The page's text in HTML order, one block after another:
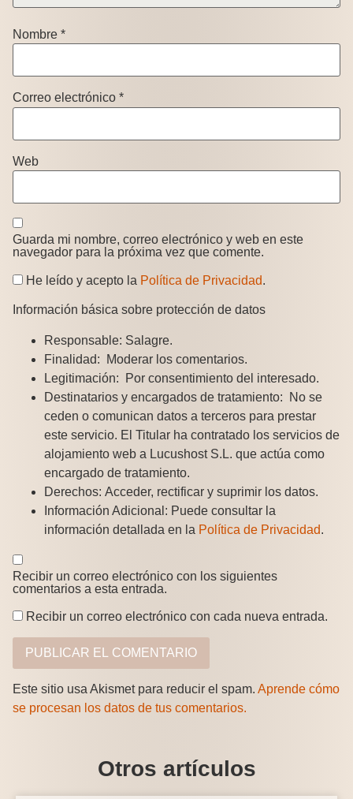
Nombre *
Correo electrónico *
Web
Guarda mi nombre, correo electrónico y web en este
navegador para la próxima vez que comente.
He leído y acepto la Política de Privacidad.
Información básica sobre protección de datos
Responsable: Salagre.
Finalidad: Moderar los comentarios.
Legitimación: Por consentimiento del interesado.
Destinatarios y encargados de tratamiento: No se
ceden o comunican datos a terceros para prestar
este servicio. El Titular ha contratado los servicios de
alojamiento web a Lucushost S.L. que actúa como
encargado de tratamiento.
Derechos: Acceder, rectificar y suprimir los datos.
Información Adicional: Puede consultar la
información detallada en la Política de Privacidad.
Recibir un correo electrónico con los siguientes
comentarios a esta entrada.
Recibir un correo electrónico con cada nueva entrada.
Este sitio usa Akismet para reducir el spam. Aprende cómo
se procesan los datos de tus comentarios.
Otros artículos